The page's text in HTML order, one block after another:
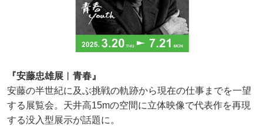
『安藤忠雄展︱青春』
安藤の半世紀に及ぶ挑戦の軌跡から現在の仕事までを一望
する展覧会。天井高15mの空間に立体映像で代表作を再現
する没入型展示が話題に。